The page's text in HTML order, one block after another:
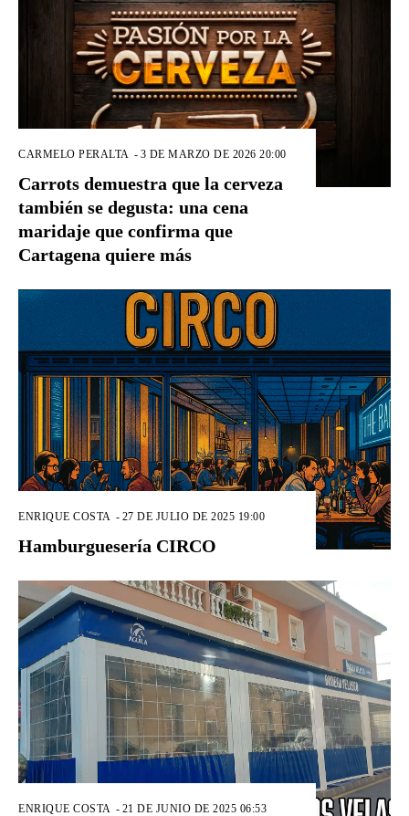
CARMELO PERALTA - 3 DE MARZO DE 2026 20:00
Carrots demuestra que la cerveza
también se degusta: una cena
maridaje que confirma que
Cartagena quiere más
ENRIQUE COSTA - 27 DE JULIO DE 2025 19:00
Hamburguesería CIRCO
ENRIQUE COSTA - 21 DE JUNIO DE 2025 06:53